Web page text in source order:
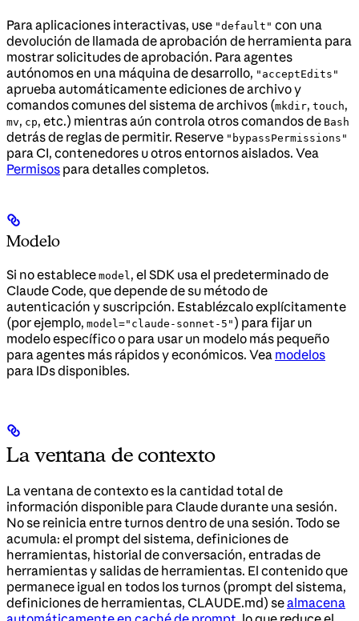
Para aplicaciones interactivas, use "default" con una
devolución de llamada de aprobación de herramienta para
mostrar solicitudes de aprobación. Para agentes
autónomos en una máquina de desarrollo, "acceptEdits"
aprueba automáticamente ediciones de archivo y
comandos comunes del sistema de archivos (mkdir, touch,
mv, cp, etc.) mientras aún controla otros comandos de Bash
detrás de reglas de permitir. Reserve "bypassPermissions"
para CI, contenedores u otros entornos aislados. Vea
Permisos para detalles completos.
Modelo
Si no establece model, el SDK usa el predeterminado de
Claude Code, que depende de su método de
autenticación y suscripción. Establézcalo explícitamente
(por ejemplo, model="claude-sonnet-5" ) para fijar un
modelo específico o para usar un modelo más pequeño
para agentes más rápidos y económicos. Vea modelos
para IDs disponibles.
La ventana de contexto
La ventana de contexto es la cantidad total de
información disponible para Claude durante una sesión.
No se reinicia entre turnos dentro de una sesión. Todo se
acumula: el prompt del sistema, definiciones de
herramientas, historial de conversación, entradas de
herramientas y salidas de herramientas. El contenido que
permanece igual en todos los turnos (prompt del sistema,
definiciones de herramientas, CLAUDE.md) sealmacena